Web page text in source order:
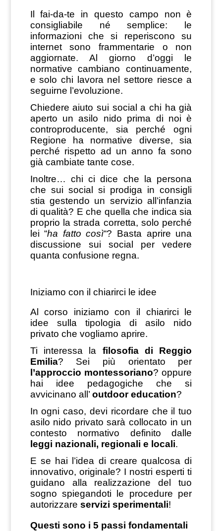
Il fai-da-te in questo campo non è
consigliabile né semplice: le
informazioni che si reperiscono su
internet sono frammentarie o non
aggiornate.
Al giorno d’oggi le
normative cambiano continuamente,
e solo chi lavora nel settore riesce a
seguirne l’evoluzione.
Chiedere aiuto sui social a chi ha già
aperto un asilo nido prima di noi è
controproducente, sia perché ogni
Regione ha normative diverse, sia
perché rispetto ad un anno fa sono
già cambiate tante cose.
Inoltre… chi ci dice che la persona
che sui social si prodiga in consigli
stia gestendo un servizio all’infanzia
di qualità? E che quella che indica sia
proprio la strada corretta, solo perché
lei “ha fatto così“? Basta aprire una
discussione sui social per vedere
quanta confusione regna.
Iniziamo con il chiarirci le idee
Al corso iniziamo con il chiarirci le
idee sulla tipologia di asilo nido
privato che vogliamo aprire.
Ti interessa la filosofia di Reggio
Emilia? Sei più orientato per
l’approccio montessoriano? oppure
hai idee pedagogiche che si
avvicinano all’ outdoor education?
In ogni caso, devi ricordare che il tuo
asilo nido privato sarà collocato in un
contesto normativo definito dalle
leggi nazionali, regionali e locali.
E se hai l’idea di creare qualcosa di
innovativo, originale? I nostri esperti ti
guidano alla realizzazione del tuo
sogno spiegandoti le procedure per
autorizzare servizi sperimentali!
Questi sono i 5 passi fondamentali